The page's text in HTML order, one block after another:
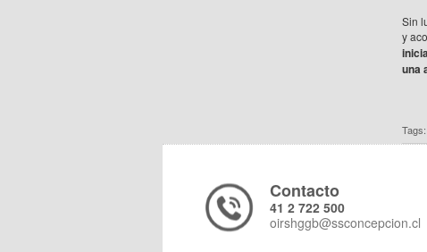
Sin
y
una
Tags:
Contacto
41 2 722 500
oirshggb@ssconcepcion.cl